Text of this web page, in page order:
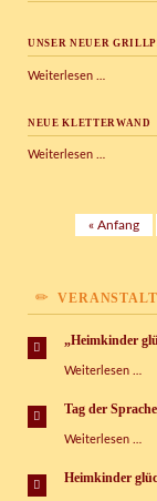
UNSER NEUER
Weiterlesen …
auf
NEUE KLETTERWAND
Weiterlesen …
« Anfang
„Heimkinder
Weiterlesen …
Tag der
Weiterlesen …
Heimkinder